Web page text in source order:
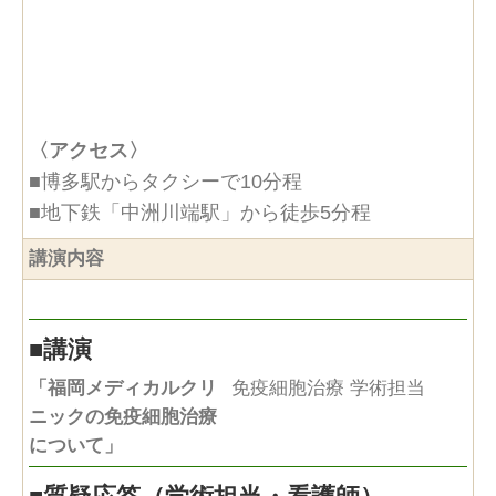
〈アクセス〉
■博多駅からタクシーで10分程
■地下鉄「中洲川端駅」から徒歩5分程
講演内容
■講演
「福岡メディカルクリ
ニックの免疫細胞治療
について」
免疫細胞治療 学術担当